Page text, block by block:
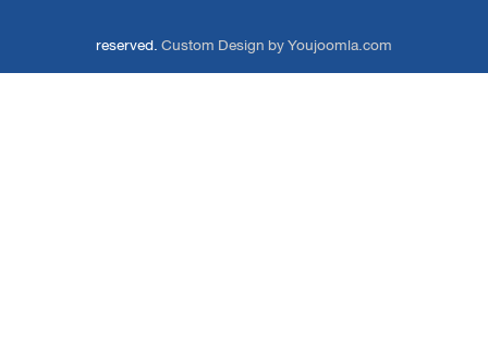
reserved.Custom Design by Youjoomla.com